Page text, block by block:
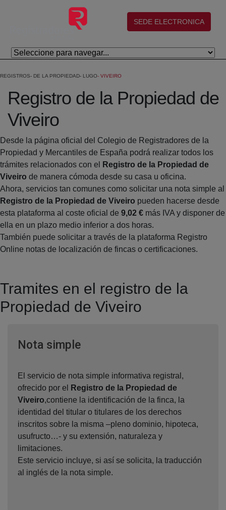
Salta al contingut principal
(abre en nueva ventana)
SEDE ELECTRONICA
REGISTROS DE LA PROPIEDAD LUGO VIVEIRO
Registro de la Propiedad de
Viveiro
Desde la página oficial del Colegio de Registradores de la
Propiedad y Mercantiles de España podrá realizar todos los
trámites relacionados con el
Registro de la Propiedad de
Viveiro de manera cómoda desde su casa u oficina.
Ahora, servicios tan comunes como solicitar una nota simple al
Registro de la Propiedad de Viveiro pueden hacerse desde
esta plataforma al coste oficial de 9,02 € más IVA y disponer de
ella en un plazo medio inferior a dos horas.
También puede solicitar a través de la plataforma Registro
Online notas de localización de fincas o certificaciones.
Tramites en el registro de la
Propiedad de Viveiro
Nota simpleVentana nueva
El servicio de nota simple informativa registral,
ofrecido por el
Registro de la Propiedad de
Viveiro,contiene la identificación de la finca, la
identidad del titular o titulares de los derechos
inscritos sobre la misma –pleno dominio, hipoteca,
usufructo…- y su extensión, naturaleza y
limitaciones.
Este servicio incluye, si así se solicita, la traducción
al inglés de la nota simple.